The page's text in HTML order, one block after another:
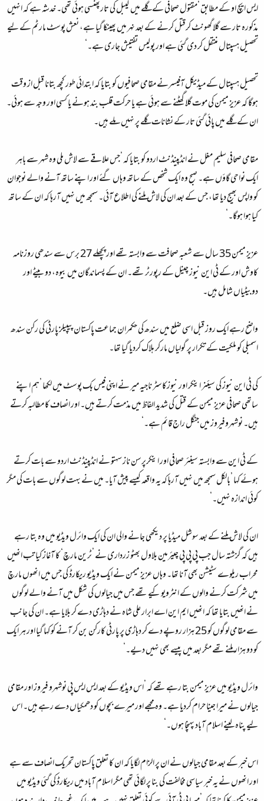
ایس ایچ او کے مطابق ’مقتول صحافی کے گلے میں کیبل کی تارپھنسی ہوئی تھی۔ خدشہ ہے کہ انہیں
مذکورہ تار سے گلا گھونٹ کرقتل کرنے کے بعد نہر میں پھینکا گیا ہے، نعش پوسٹ مارٹم کے لیے
تحصیل ہسپتال منتقل کر دی گئی ہے اور پولیس تفتیش جاری ہے۔‘
تحصیل ہسپتال کے میڈیکل آفیسرنے مقامی صحافیوں کو بتایا کہ ابتدائی طور کچھ بتانا قبل از وقت
ہوگا کہ عزیز میمن کی موت گلا گھٹنے سے ہوئی ہے یا حرکت قلب بند ہونے یا کسی اور وجہ سے ہوئی۔
ان کے گلے میں پائی گئی تار کے نشانات گلے پر نہیں ملے ہیں۔
مقامی صحافی سلیم مغل نے انڈپینڈنٹ اردو کو بتایا کہ ’جس علاقے سے لاش ملی وہ شہر سے باہر
ایک نواحی گاؤں ہے۔ صبح وہ ایک شخص کے ساتھ وہاں گئے اور اپنے ساتھ آنے والے نوجوان
کو واپس بھیج دیا تھا، جس کے بعد ان کی لاش ملنے کی اطلاع آئی۔ سمجھ میں نہیں آرہا کہ ان کے ساتھ
کیا ہوا ہوگا۔‘
عزیز میمن 35 سال سے شعبہ صحافت سے وابستہ تھے اور پچھلے 27 برس سے سندھی روزنامہ
کاوش اور کے ٹی این نیوز چینل کے رپورٹر تھے۔ ان کے پسماندگان میں بیوہ، دو بیٹے اور
دوبیٹیاں شامل ہیں۔
واضح رہے ایک روز قبل اسی ضلع میں سندھ کی حکمران جماعت پاکستان پیپیلز پارٹی کی رکن سندھ
اسمبلی کو ملکیت کے تکرار پر گولیاں مارکر ہلاک کردیا گیا تھا۔
کی ٹی این نیوز کی سیئنر اینکر اور نیوزکاسٹر ناجیہ میر نے اپنی فیس بک پوسٹ میں لکھا ’ہم اپنے
ساتھی صحافی عزیز میمن کے قتل کی شدید الفاظ میں مذمت کرتے ہیں۔ اور انصاف کا مطالبہ کرتے
ہیں۔ نوشہروفیروز میں جنگل راج قائم ہے۔‘
کے ٹی این سے وابستہ سینئر صحافی اور اینکرپرسن ناز سہتو نے انڈپینڈنٹ اردو سے بات کرتے
ہوئے کہا ’بالکل سمجھ میں نہیں آرہا کہ یہ واقعہ کیسے پیش آیا۔ میں نے بہت لوگوں سے بات کی مگر
کوئی اندازہ نہیں۔‘
ان کی لاش ملنے کے بعد سوشل میڈیا پر دیکھی جانے والی ان کی ایک وائرل ویڈیو میں وہ بتا رہے
ہیں کہ گزشتہ سال جب پی پی پی چیئرمین بلاول بھٹو زرداری نے ’ٹرین مارچ‘ کا آغاز کیا تب انھیں
محراب ریلوے سٹیشن بھی آنا تھا۔ وہاں عزیز میمن نے ایک ویڈیو ریکارڈ کی جس میں انھوں مارچ
میں شرکت کرنے والوں کے انٹرویو کیے تھے جس میں جیالوں کی شکل میں آنے والے لوگوں
نے انھیں بتایا تھا کہ انھیں ایم این اے ابرار علی شاہ نے دہاڑی دے کر بلایا ہے۔ ان کی جانب
سے مقامی لوگوں کو 25 ہزار روپے دے کر دہاڑی پر پارٹی کارکن بن کر آنے کو کہا گیا اور ہر ایک
کو دو ہزار ملنے تھے مگر بعد میں پیسے بھی نہیں دیے۔‘
وائرل ویڈیو میں عزیز میمن بتا رہے تھے کہ ’اس ویڈیو کے بعد ایس ایس پی نوشہرو فیروز اور مقامی
جیالوں نے میرا جینا حرام کردیا ہے۔ وہ مجھے اور میرے بچوں کو دھمکیاں دے رہے ہیں۔ اس
لیے پناہ لینے اسلام آباد پہنچا ہوں۔‘
اس خبر کے بعد مقامی جیالوں نے ان پر الزام لگایا کہ ان کا تعلق پاکستان تحریک انصاف سے ہے
اور انھوں نے یہ خبر سیاسی مخالفت کی بنا پر لگائی تھی مگر اسلام آباد میں ریکارڈ کی گئی ویڈیو میں